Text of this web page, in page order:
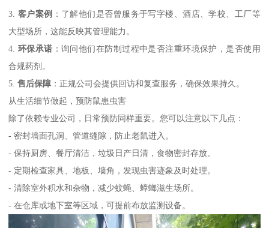
3. 客户案例 ：了解他们是否曾服务于写字楼、酒店、学校、工厂等
大型场所，这能反映其管理能力。
4. 环保承诺 ：询问他们在防制过程中是否注重环境保护，是否使用
合规药剂。
5.售后保障 ：正规公司会提供回访和复查服务，确保效果持久。
从生活细节做起，预防鼠患虫害
除了依赖专业公司，日常预防同样重要。您可以注意以下几点：
- 密封墙面孔洞、管道缝隙，防止老鼠进入。
- 保持厨房、餐厅清洁，垃圾日产日清，食物密封存放。
- 定期检查家具、地板、墙角，发现虫害迹象及时处理。
- 清除室外积水和杂物，减少蚊蝇、蟑螂滋生场所。
- 在仓库或地下室等区域，可提前布放监测设备。